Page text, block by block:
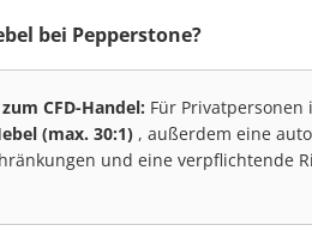
bei Pepperstone?
CFD-Handel: Für
(max. 30:1) , außerdem eine
und eine verpflichtende